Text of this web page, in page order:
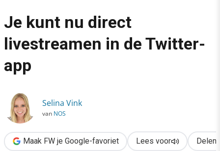
›
Social
Je kunt nu direct livestreamen in de Twitter-app
Je kunt nu direct
livestreamen in de Twitter-
app
Selina Vink
van NOS
Maak FW je Google-favoriet Lees voor Delen